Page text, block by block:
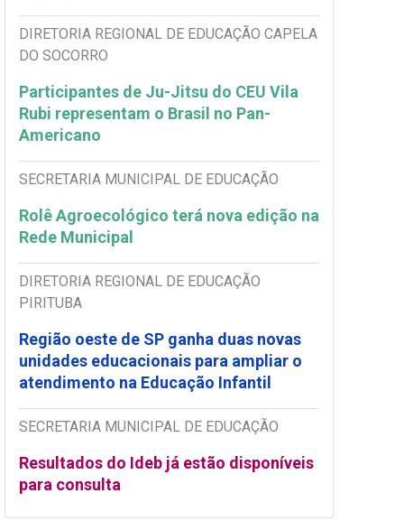
DIRETORIA REGIONAL DE EDUCAÇÃO CAPELA
DO SOCORRO
Participantes de Ju-Jitsu do CEU Vila
Rubi representam o Brasil no Pan-
Americano
SECRETARIA MUNICIPAL DE EDUCAÇÃO
Rolê Agroecológico terá nova edição na
Rede Municipal
DIRETORIA REGIONAL DE EDUCAÇÃO
PIRITUBA
Região oeste de SP ganha duas novas
unidades educacionais para ampliar o
atendimento na Educação Infantil
SECRETARIA MUNICIPAL DE EDUCAÇÃO
Resultados do Ideb já estão disponíveis
para consulta